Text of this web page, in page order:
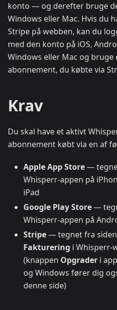
konto — og derefter bruge
Windows eller Mac. Hvis du
Stripe på webben, kan du
med den konto på iOS,
Windows eller Mac og bruge
abonnement, du købte via
Krav
Du skal have et aktivt
abonnement købt via en af
Apple App Store—
Whisperr-appen på
iPad
Google Play Store—
Whisperr-appen på
Stripe— tegnet fra siden
Fakturering i Whisperr-
(knappen Opgrader i
og Windows fører dig
denne side)